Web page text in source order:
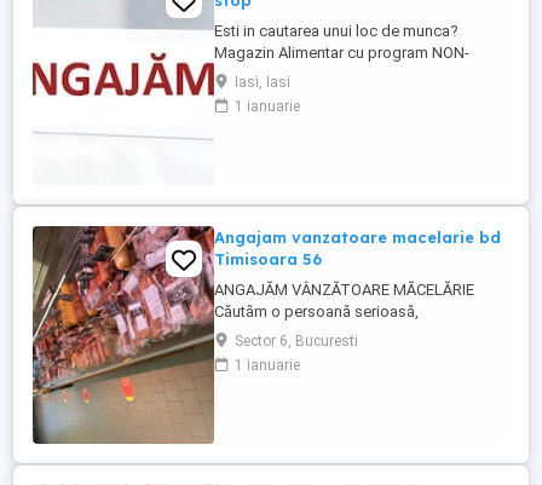
Esti in cautarea unui loc de munca?
Magazin Alimentar cu program NON-
STOP, zona Piata Nicolina, angajeaza
vanzatoare. - Program flexibil, in ture. -
Salariu motivant. - Experienta in domeniu
Iasi, Iasi
1 ianuarie
Angajam vanzatoare macelarie bd
Timisoara 56
ANGAJĂM VÂNZĂTOARE MĂCELĂRIE
Căutăm o persoană serioasă,
responsabilă și amabilă pentru postul de
vânzătoare într-o măcelărie modernă.
Cerințe: Experiență în domeniul vânzărilor
Rapiditate, ...
Sector 6, Bucuresti
1 ianuarie